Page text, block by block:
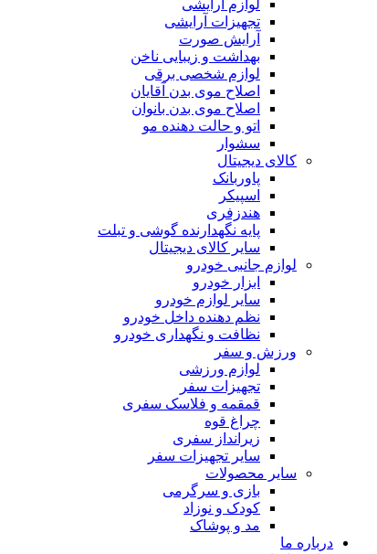
لوازم آرایشی
تجهیزات آرایشی
آرایش صورت
بهداشت و زیبایی ناخن
لوازم شخصی برقی
اصلاح موی بدن آقایان
اصلاح موی بدن بانوان
اتو و حالت دهنده مو
سشوار
کالای دیجیتال
پاوربانک
اسپیکر
هندزفری
پایه نگهدارنده گوشی و تبلت
سایر کالای دیجیتال
لوازم جانبی خودرو
ابزار خودرو
سایر لوازم خودرو
نظم دهنده داخل خودرو
نظافت و نگهداری خودرو
ورزش و سفر
لوازم ورزشی
تجهیزات سفر
قمقمه و فلاسک سفری
چراغ قوه
زیرانداز سفری
سایر تجهیزات سفر
سایر محصولات
بازی و سرگرمی
کودک و نوزاد
مد و پوشاک
درباره ما